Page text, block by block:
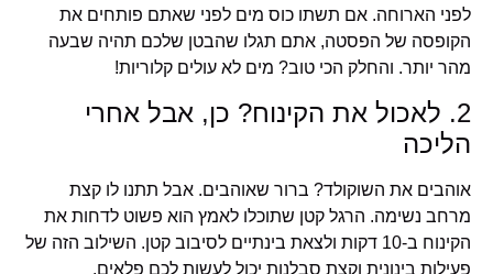
לפני הארוחה. אם תשתו כוס מים לפני שאתם פותחים את
הקופסה של הפסטה, אתם תגלו שהבטן שלכם תהיה שבעה
מהר יותר. והחלק הכי טוב? מים לא עולים קלוריות!
2. לאכול את הקינוח? כן, אבל אחרי
הליכה
אוהבים את השוקולד? ברור שאוהבים. אבל תתנו לו קצת
מרחב נשימה. הרגל קטן שתוכלו לאמץ הוא פשוט לדחות את
הקינוח ב-10 דקות ולצאת בינתיים לסיבוב קטן. השילוב הזה של
פעילות בינונית וקצת סבלנות יכול לעשות לכם פלאים.